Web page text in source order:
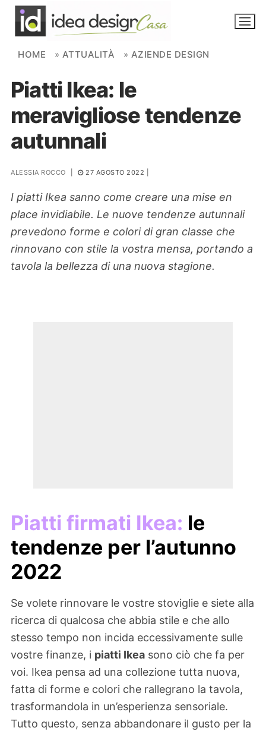
Skip to content
NOVITÀ
AMBIENTI
FAI DA TE
PIANTE
Ortaggio
Search for:
HOME » ATTUALITÀ » AZIENDE DESIGN
Piatti Ikea: le
meravigliose tendenze
autunnali
ALESSIA ROCCO 27 AGOSTO 2022
I piatti Ikea sanno come creare una mise en
place invidiabile. Le nuove tendenze autunnali
prevedono forme e colori di gran classe che
rinnovano con stile la vostra mensa, portando a
tavola la bellezza di una nuova stagione.
Piatti firmati Ikea: le
tendenze per l’autunno
2022
Se volete rinnovare le vostre stoviglie e siete alla
ricerca di qualcosa che abbia stile e che allo
stesso tempo non incida eccessivamente sulle
vostre finanze, i piatti Ikea sono ciò che fa per
voi. Ikea pensa ad una collezione tutta nuova,
fatta di forme e colori che rallegrano la tavola,
trasformandola in un’esperienza sensoriale.
Tutto questo, senza abbandonare il gusto per la